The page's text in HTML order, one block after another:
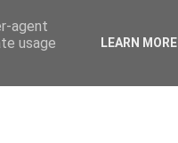
agent
usage
LEARN MORE